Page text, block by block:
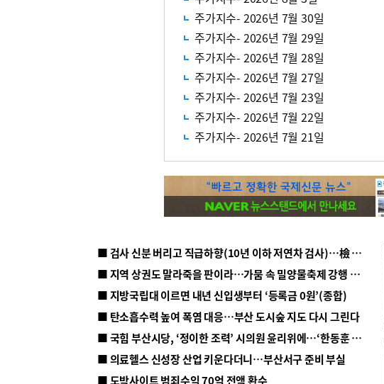
주가지수- 2026년 7월 30일
주가지수- 2026년 7월 29일
주가지수- 2026년 7월 28일
주가지수- 2026년 7월 27일
주가지수- 2026년 7월 23일
주가지수- 2026년 7월 22일
주가지수- 2026년 7월 21일
■ 검사 신분 버리고 직급하향(10년 이하 저연차 검사)…檢 중수청행 기피
■ 지역 상권도 말라죽을 판이라…가뭄 속 밀양물축제 강행 논란
■ 지방국립대 이르면 내년 신입생부터 ‘등록금 0원’(종합)
■ 탄소흡수력 높여 폭염 대응…부산 도시숲 지도 다시 그린다
■ 국힘 부산시당, ‘정이한 조력’ 시의원 윤리위에…‘한동훈 지지’도 신고접수
■ 의료헬스 신성장 산업 키운다더니…부산서구 준비 부실
■ 도박사이트 범죄수익 70억 전액 환수